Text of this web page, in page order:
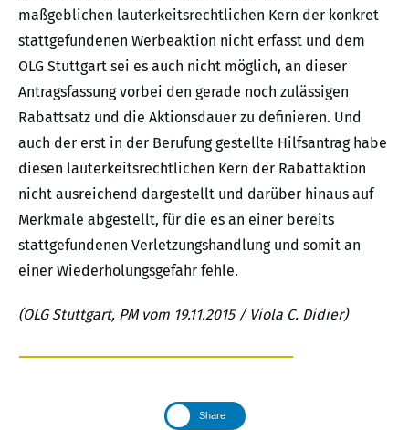
maßgeblichen lauterkeitsrechtlichen Kern der konkret
stattgefundenen Werbeaktion nicht erfasst und dem
OLG Stuttgart sei es auch nicht möglich, an dieser
Antragsfassung vorbei den gerade noch zulässigen
Rabattsatz und die Aktionsdauer zu definieren. Und
auch der erst in der Berufung gestellte Hilfsantrag habe
diesen lauterkeitsrechtlichen Kern der Rabattaktion
nicht ausreichend dargestellt und darüber hinaus auf
Merkmale abgestellt, für die es an einer bereits
stattgefundenen Verletzungshandlung und somit an
einer Wiederholungsgefahr fehle.
(OLG Stuttgart, PM vom 19.11.2015 / Viola C. Didier)
Share